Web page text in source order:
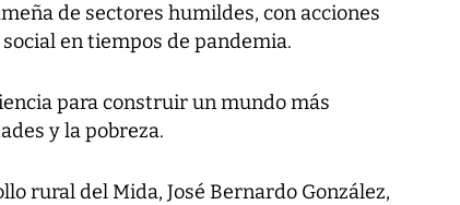
de sectores humildes, con acciones
en tiempos de pandemia.
para construir un mundo más
y la pobreza.
rural del Mida, José Bernardo González,